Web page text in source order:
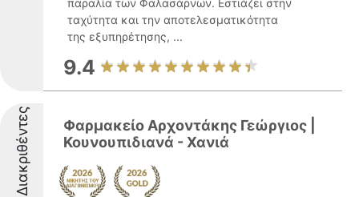
παραλία των Φαλασάρνων. Εστιάζει στην
ταχύτητα και την αποτελεσματικότητα
της εξυπηρέτησης, ...
9.4
Διακριθέντες
Φαρμακείο Αρχοντάκης Γεώργιος |
Κουνουπιδιανά - Χανιά